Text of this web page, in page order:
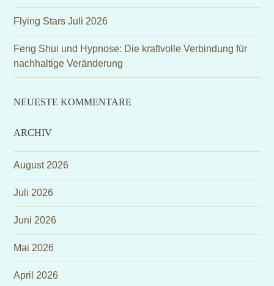
Flying Stars Juli 2026
Feng Shui und Hypnose: Die kraftvolle Verbindung für
nachhaltige Veränderung
NEUESTE KOMMENTARE
ARCHIV
August 2026
Juli 2026
Juni 2026
Mai 2026
April 2026